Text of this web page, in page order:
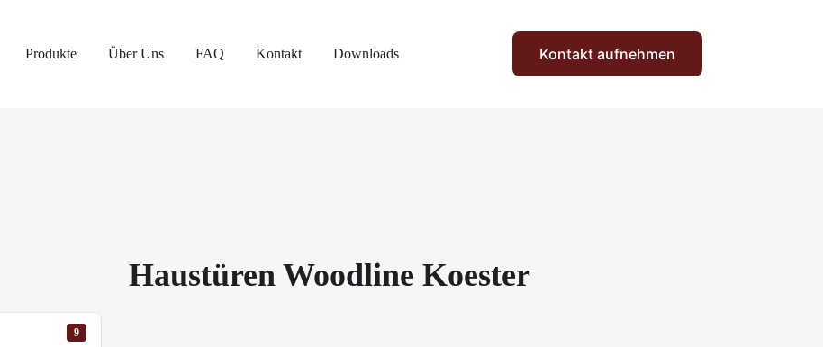
Produkte Über Uns FAQ Kontakt Downloads Kontakt aufnehmen
9
Haustüren Woodline Koester